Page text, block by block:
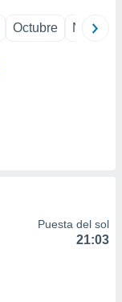
Octubre
Puesta del sol
21:03